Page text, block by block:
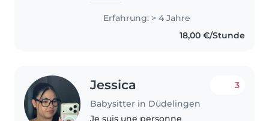
diplômé. J'ai 4 ans d'expérience
avec les enfants de 3 mois à 12
Erfahrung: > 4 Jahre
18,00 €/Stunde
Jessica
Babysitter in Düdelingen
3
Je suis une personne